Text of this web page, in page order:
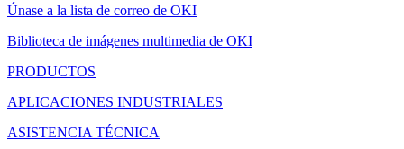
Únase a la lista de correo de OKI
Biblioteca de imágenes multimedia de OKI
PRODUCTOS
APLICACIONES INDUSTRIALES
ASISTENCIA TÉCNICA